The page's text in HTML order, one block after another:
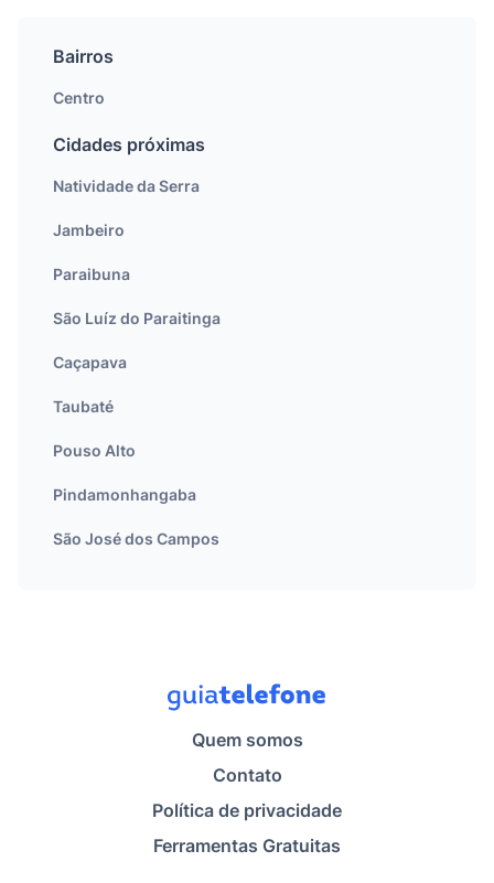
Bairros
Centro
Cidades próximas
Natividade da Serra
Jambeiro
Paraibuna
São Luíz do Paraitinga
Caçapava
Taubaté
Pouso Alto
Pindamonhangaba
São José dos Campos
Quem somos
Contato
Política de privacidade
Ferramentas Gratuitas